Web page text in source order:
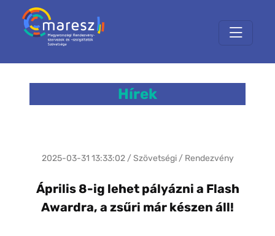
Hírek
2025-03-31 13:33:02 / Szövetségi / Rendezvény
Április 8-ig lehet pályázni a Flash
Awardra, a zsűri már készen áll!